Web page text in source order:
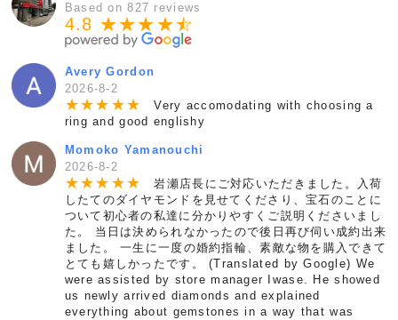
Based on 827 reviews
4.8 ★★★★★
☆
Avery Gordon
2026-8-2
★★★ ★★
Very accomodating with choosing a
ring and good englishy
Momoko Yamanouchi
2026-8-2
★★★ ★★
岩瀬店長にご対応いただきました。入荷
したてのダイヤモンドを見せてくださり、宝石のことに
ついて初心者の私達に分かりやすくご説明くださいまし
た。 当日は決められなかったので後日再び伺い成約出来
ました。 一生に一度の婚約指輪、素敵な物を購入できて
とても嬉しかったです。 (Translated by Google) We
were assisted by store manager Iwase. He showed
us newly arrived diamonds and explained
everything about gemstones in a way that was